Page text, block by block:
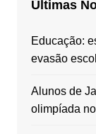
Últimas
Educação:
evasão
Alunos de
olimpíada